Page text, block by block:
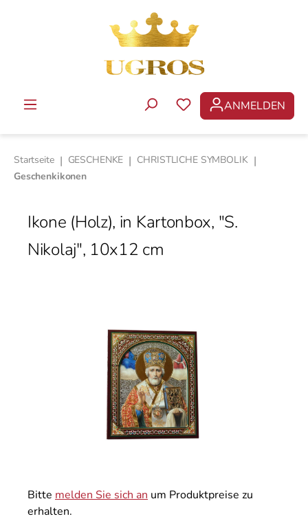
DU HAST 0
ANMELDEN
Startseite | GESCHENKE | CHRISTLICHE SYMBOLIK |
Geschenkikonen
Ikone (Holz), in Kartonbox, "S.
Nikolaj", 10x12 cm
Bitte melden Sie sich an um Produktpreise zu
erhalten.